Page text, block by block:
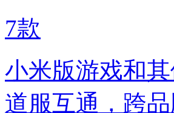
7款
小米版游戏和
道服互通‌，跨